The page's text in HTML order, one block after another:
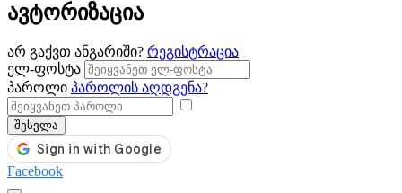
ავტორიზაცია
არ გაქვთ ანგარიში? რეგისტრაცია
ელ-ფოსტა
პაროლი პაროლის აღდგენა?
შესვლა
Facebook